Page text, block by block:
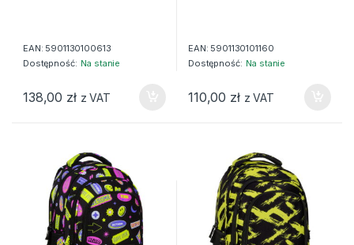
EAN: 5901130100613
Dostępność: Na stanie
138,00 zł z VAT
EAN: 5901130101160
Dostępność: Na stanie
110,00 zł z VAT